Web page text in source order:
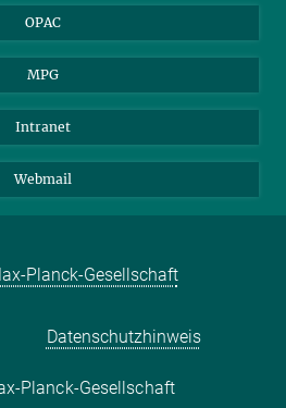
OPAC
MPG
Intranet
Webmail
Planck-Gesellschaft
Datenschutzhinweis
Planck-Gesellschaft